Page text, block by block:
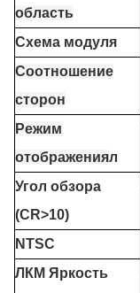
область
Схема модуля
Соотношение
сторон
Режим
отображениял
Угол обзора
(CR>10)
NTSC
ЛКМ Яркость